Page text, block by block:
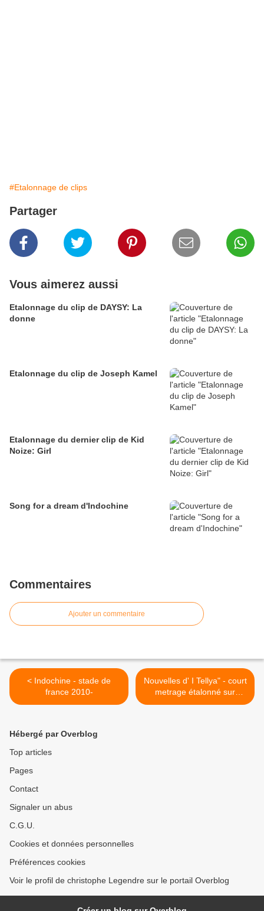
#Etalonnage de clips
Partager
Vous aimerez aussi
Etalonnage du clip de DAYSY: La
donne
Etalonnage du clip de Joseph Kamel
Etalonnage du dernier clip de Kid
Noize: Girl
Song for a dream d'Indochine
Commentaires
Ajouter un commentaire
< Indochine - stade de
france 2010-
Nouvelles d' I Tellya" - court
metrage étalonné sur
Scratch. >
Hébergé par Overblog
Top articles
Pages
Contact
Signaler un abus
C.G.U.
Cookies et données personnelles
Préférences cookies
Voir le profil de christophe Legendre sur le portail Overblog